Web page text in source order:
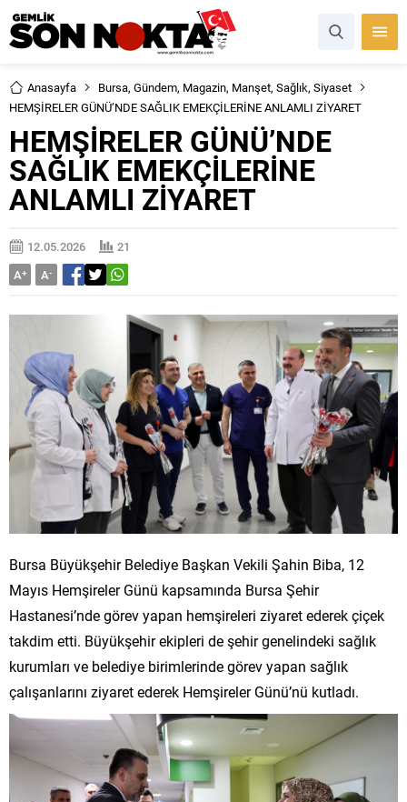
Anasayfa Bursa, Gündem, Magazin, Manşet, Sağlık, Siyaset
HEMŞİRELER GÜNÜ’NDE SAĞLIK EMEKÇİLERİNE ANLAMLI ZİYARET
HEMŞİRELER GÜNÜ’NDE
SAĞLIK EMEKÇİLERİNE
ANLAMLI ZİYARET
12.05.2026
21
A+ A-
Bursa Büyükşehir Belediye Başkan Vekili Şahin Biba, 12
Mayıs Hemşireler Günü kapsamında Bursa Şehir
Hastanesi’nde görev yapan hemşireleri ziyaret ederek çiçek
takdim etti. Büyükşehir ekipleri de şehir genelindeki sağlık
kurumları ve belediye birimlerinde görev yapan sağlık
çalışanlarını ziyaret ederek Hemşireler Günü’nü kutladı.